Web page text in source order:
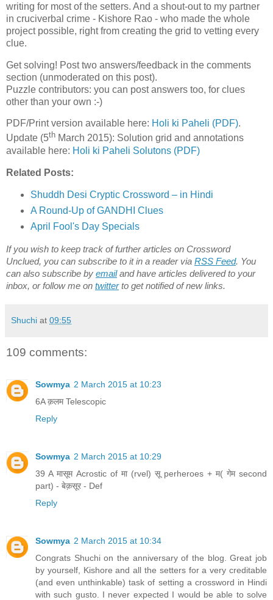
writing for most of the setters. And a shout-out to my partner
in cruciverbal crime - Kishore Rao - who made the whole
project possible, right from creating the grid to vetting every
clue.
Get solving! Post two answers/feedback in the comments
section (unmoderated on this post).
Puzzle contributors: you can post answers too, for clues
other than your own :-)
PDF/Print version available here: Holi ki Paheli (PDF).
Update (5th March 2015): Solution grid and annotations
available here: Holi ki Paheli Solutons (PDF)
Related Posts:
Shuddh Desi Cryptic Crossword – in Hindi
A Round-Up of GANDHI Clues
April Fool's Day Specials
If you wish to keep track of further articles on Crossword
Unclued, you can subscribe to it in a reader via RSS Feed. You
can also subscribe by emailand have articles delivered to your
inbox, or follow me on twitterto get notified of new links.
Shuchi at 09:55
109 comments:
Sowmya 2 March 2015 at 10:23
6A क़लम Telescopic
Reply
Sowmya 2 March 2015 at 10:29
39 A मासूम Acrostic of मा (rvel) सू perheroes + म( गेम second
part) - बेक़सूर - Def
Reply
Sowmya 2 March 2015 at 10:34
Congrats Shuchi on the anniversary of the blog. Great job
by yourself, Kishore and all the setters for a very creditable
(and even unthinkable) task of setting a crossword in Hindi
with such gusto. I never expected I would be able to solve